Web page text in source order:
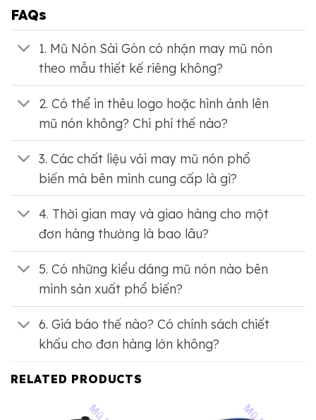
FAQs
1. Mũ Nón Sài Gòn có nhận may mũ nón
theo mẫu thiết kế riêng không?
2. Có thể in thêu logo hoặc hình ảnh lên
mũ nón không? Chi phí thế nào?
3. Các chất liệu vải may mũ nón phổ
biến mà bên mình cung cấp là gì?
4. Thời gian may và giao hàng cho một
đơn hàng thường là bao lâu?
5. Có những kiểu dáng mũ nón nào bên
mình sản xuất phổ biến?
6. Giá báo thế nào? Có chính sách chiết
khấu cho đơn hàng lớn không?
RELATED PRODUCTS